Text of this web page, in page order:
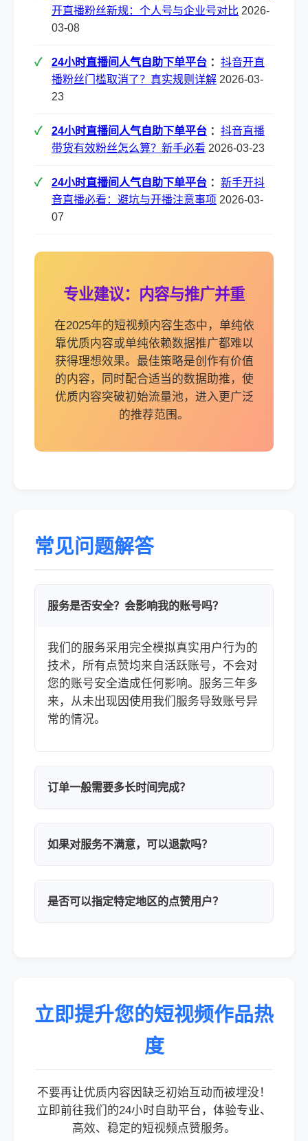
开直播粉丝新规：个人号与企业号对比 2026-
03-08
24小时直播间人气自助下单平台 ： 抖音开直
播粉丝门槛取消了？真实规则详解 2026-03-
23
24小时直播间人气自助下单平台 ： 抖音直播
带货有效粉丝怎么算？新手必看 2026-03-23
24小时直播间人气自助下单平台 ： 新手开抖
音直播必看：避坑与开播注意事项 2026-03-
07
专业建议：内容与推广并重
在2025年的短视频内容生态中，单纯依
靠优质内容或单纯依赖数据推广都难以
获得理想效果。最佳策略是创作有价值
的内容，同时配合适当的数据助推，使
优质内容突破初始流量池，进入更广泛
的推荐范围。
常见问题解答
服务是否安全？会影响我的账号吗？
我们的服务采用完全模拟真实用户行为的
技术，所有点赞均来自活跃账号，不会对
您的账号安全造成任何影响。服务三年多
来，从未出现因使用我们服务导致账号异
常的情况。
订单一般需要多长时间完成？
如果对服务不满意，可以退款吗？
是否可以指定特定地区的点赞用户？
立即提升您的短视频作品热
度
不要再让优质内容因缺乏初始互动而被埋没！
立即前往我们的24小时自助平台，体验专业、
高效、稳定的短视频点赞服务。